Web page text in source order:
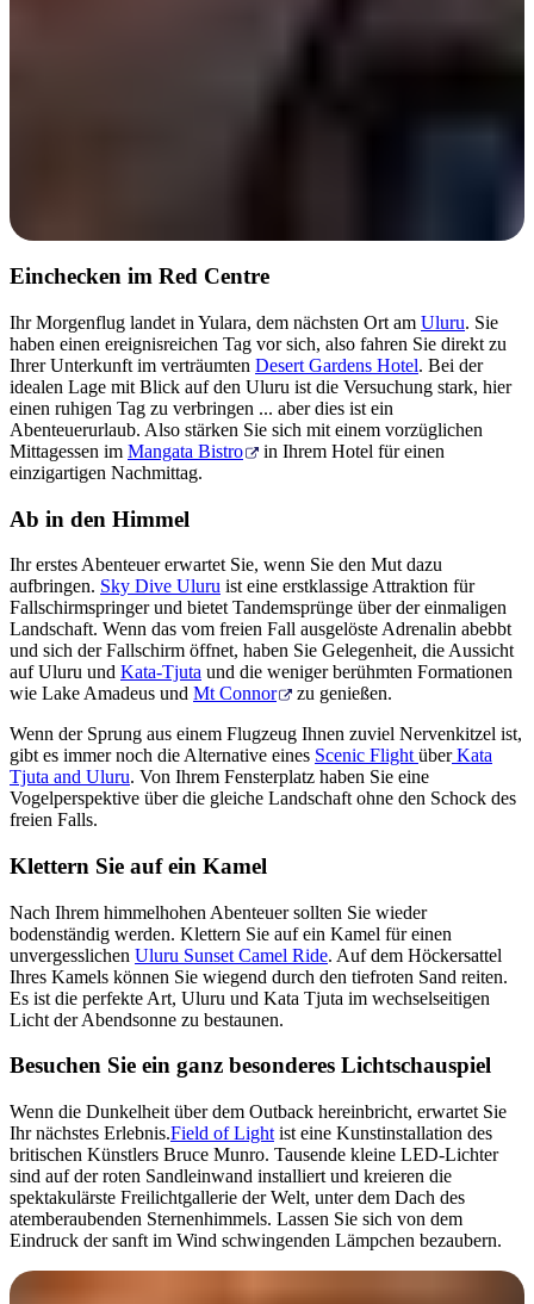
Einchecken im Red Centre
Ihr Morgenflug landet in Yulara, dem nächsten Ort am Uluru. Sie
haben einen ereignisreichen Tag vor sich, also fahren Sie direkt zu
Ihrer Unterkunft im verträumten Desert Gardens Hotel. Bei der
idealen Lage mit Blick auf den Uluru ist die Versuchung stark, hier
einen ruhigen Tag zu verbringen ... aber dies ist ein
Abenteuerurlaub. Also stärken Sie sich mit einem vorzüglichen
Mittagessen im Mangata Bistro
in Ihrem Hotel für einen
einzigartigen Nachmittag.
Ab in den Himmel
Ihr erstes Abenteuer erwartet Sie, wenn Sie den Mut dazu
aufbringen. Sky Dive Uluru ist eine erstklassige Attraktion für
Fallschirmspringer und bietet Tandemsprünge über der einmaligen
Landschaft. Wenn das vom freien Fall ausgelöste Adrenalin abebbt
und sich der Fallschirm öffnet, haben Sie Gelegenheit, die Aussicht
auf Uluru und Kata-Tjuta und die weniger berühmten Formationen
wie Lake Amadeus und Mt Connor
zu genießen.
Wenn der Sprung aus einem Flugzeug Ihnen zuviel Nervenkitzel ist,
gibt es immer noch die Alternative eines Scenic Flight überKata
Tjuta and Uluru. Von Ihrem Fensterplatz haben Sie eine
Vogelperspektive über die gleiche Landschaft ohne den Schock des
freien Falls.
Klettern Sie auf ein Kamel
Nach Ihrem himmelhohen Abenteuer sollten Sie wieder
bodenständig werden. Klettern Sie auf ein Kamel für einen
unvergesslichen Uluru Sunset Camel Ride. Auf dem Höckersattel
Ihres Kamels können Sie wiegend durch den tiefroten Sand reiten.
Es ist die perfekte Art, Uluru und Kata Tjuta im wechselseitigen
Licht der Abendsonne zu bestaunen.
Besuchen Sie ein ganz besonderes Lichtschauspiel
Wenn die Dunkelheit über dem Outback hereinbricht, erwartet Sie
Ihr nächstes Erlebnis.Field of Light ist eine Kunstinstallation des
britischen Künstlers Bruce Munro. Tausende kleine LED-Lichter
sind auf der roten Sandleinwand installiert und kreieren die
spektakulärste Freilichtgallerie der Welt, unter dem Dach des
atemberaubenden Sternenhimmels. Lassen Sie sich von dem
Eindruck der sanft im Wind schwingenden Lämpchen bezaubern.